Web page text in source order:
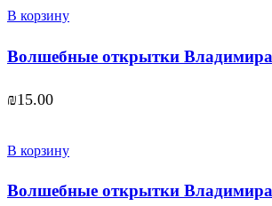
В корзину
Волшебные открытки
₪15.00
В корзину
Волшебные открытки